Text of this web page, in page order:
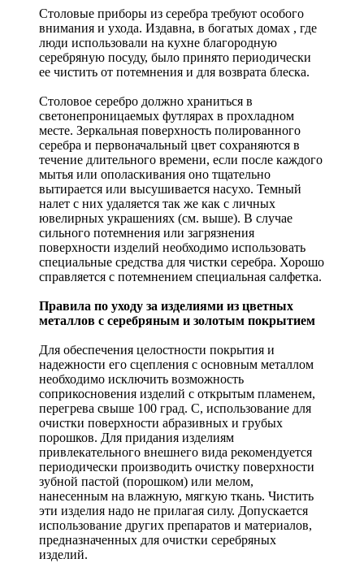
Столовые приборы из серебра требуют особого
внимания и ухода. Издавна, в богатых домах , где
люди использовали на кухне благородную
серебряную посуду, было принято периодически
ее чистить от потемнения и для возврата блеска.
Столовое серебро должно храниться в
светонепроницаемых футлярах в прохладном
месте. Зеркальная поверхность полированного
серебра и первоначальный цвет сохраняются в
течение длительного времени, если после каждого
мытья или ополаскивания оно тщательно
вытирается или высушивается насухо. Темный
налет с них удаляется так же как с личных
ювелирных украшениях (см. выше). В случае
сильного потемнения или загрязнения
поверхности изделий необходимо использовать
специальные средства для чистки серебра. Хорошо
справляется с потемнением специальная салфетка.
Правила по уходу за изделиями из цветных
металлов с серебряным и золотым покрытием
Для обеспечения целостности покрытия и
надежности его сцепления с основным металлом
необходимо исключить возможность
соприкосновения изделий с открытым пламенем,
перегрева свыше 100 град. С, использование для
очистки поверхности абразивных и грубых
порошков. Для придания изделиям
привлекательного внешнего вида рекомендуется
периодически производить очистку поверхности
зубной пастой (порошком) или мелом,
нанесенным на влажную, мягкую ткань. Чистить
эти изделия надо не прилагая силу. Допускается
использование других препаратов и материалов,
предназначенных для очистки серебряных
изделий.